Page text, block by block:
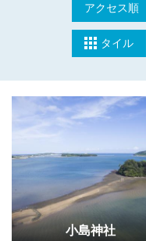
アクセス順
タイル
小島神社